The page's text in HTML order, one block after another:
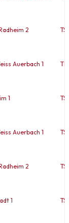
2
Auerbach 1
1
Auerbach 1
2
1